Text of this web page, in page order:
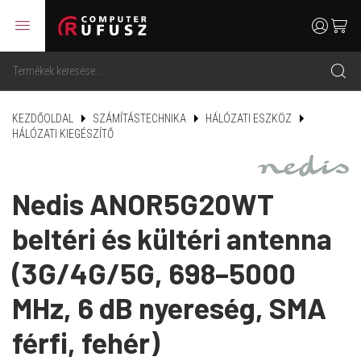
menu
search
usercart
KEZDŐOLDAL SZÁMÍTÁSTECHNIKA
HÁLÓZATI ESZKÖZ
HÁLÓZATI KIEGÉSZÍTŐ
Nedis ANOR5G20WT
beltéri és kültéri antenna
(3G/4G/5G, 698–5000
MHz, 6 dB nyereség, SMA
férfi, fehér)